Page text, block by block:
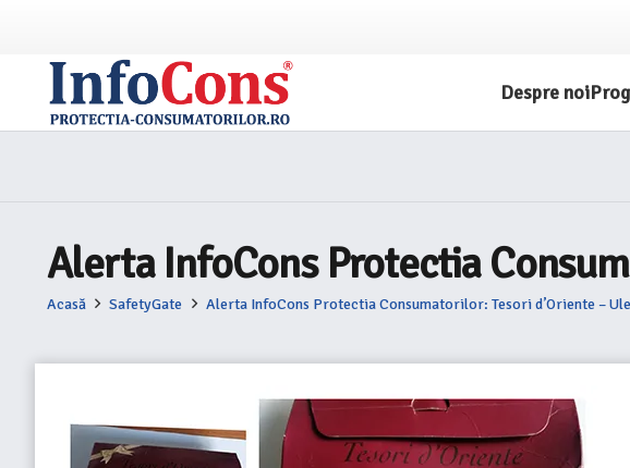
Despre noi
Alerta InfoCons Protectia
Acasă SafetyGate Alerta InfoCons Protectia Consumatorilor: Tesori d’Oriente –